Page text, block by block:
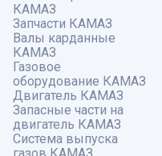
КАМАЗ
Запчасти КАМАЗ
Валы карданные
КАМАЗ
Газовое
оборудование КАМАЗ
Двигатель КАМАЗ
Запасные части на
двигатель КАМАЗ
Система выпуска